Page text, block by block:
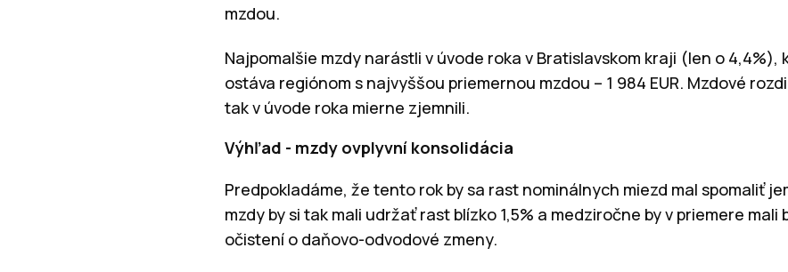
mzdou.
Najpomalšie mzdy narástli v úvode roka v Bratislavskom kraji (len o 4,4%),
ostáva regiónom s najvyššou priemernou mzdou – 1 984 EUR. Mzdové
tak v úvode roka mierne zjemnili.
Výhľad - mzdy ovplyvní konsolidácia
Predpokladáme, že tento rok by sa rast nominálnych miezd mal spomaliť
mzdy by si tak mali udržať rast blízko 1,5% a medziročne by v priemere
očistení o daňovo-odvodové zmeny.